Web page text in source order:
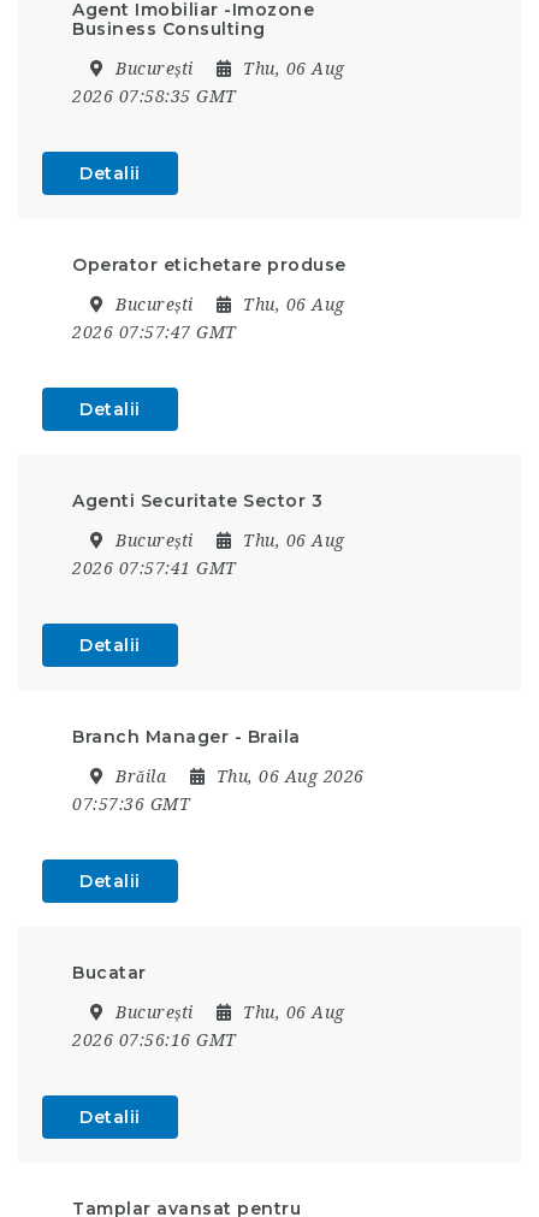
Agent Imobiliar -Imozone
Business Consulting
București
Thu, 06 Aug
2026 07:58:35 GMT
Detalii
Operator etichetare produse
București
Thu, 06 Aug
2026 07:57:47 GMT
Detalii
Agenti Securitate Sector 3
București
Thu, 06 Aug
2026 07:57:41 GMT
Detalii
Branch Manager - Braila
Brăila
Thu, 06 Aug 2026
07:57:36 GMT
Detalii
Bucatar
București
Thu, 06 Aug
2026 07:56:16 GMT
Detalii
Tamplar avansat pentru